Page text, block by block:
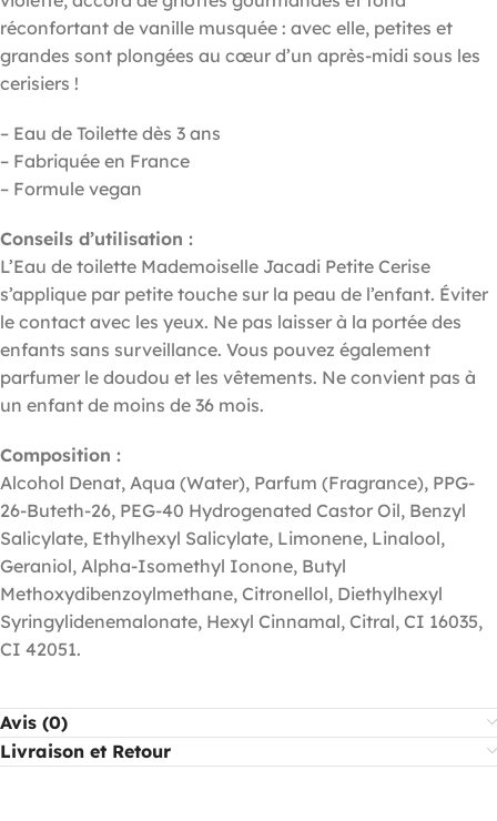
réconfortant de vanille musquée : avec elle, petites et
grandes sont plongées au cœur d’un après-midi sous les
cerisiers !
– Eau de Toilette dès 3 ans
– Fabriquée en France
– Formule vegan
Conseils d’utilisation :
L’Eau de toilette Mademoiselle Jacadi Petite Cerise
s’applique par petite touche sur la peau de l’enfant. Éviter
le contact avec les yeux. Ne pas laisser à la portée des
enfants sans surveillance. Vous pouvez également
parfumer le doudou et les vêtements. Ne convient pas à
un enfant de moins de 36 mois.
Composition :
Alcohol Denat, Aqua (Water), Parfum (Fragrance), PPG-
26-Buteth-26, PEG-40 Hydrogenated Castor Oil, Benzyl
Salicylate, Ethylhexyl Salicylate, Limonene, Linalool,
Geraniol, Alpha-Isomethyl Ionone, Butyl
Methoxydibenzoylmethane, Citronellol, Diethylhexyl
Syringylidenemalonate, Hexyl Cinnamal, Citral, CI 16035,
CI 42051.
Avis (0)
Livraison et Retour